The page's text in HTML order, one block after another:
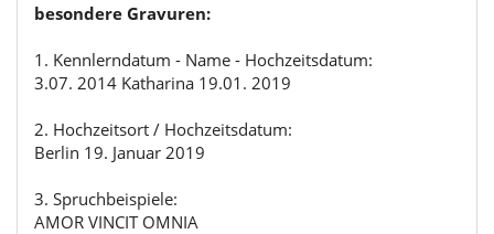
besondere Gravuren:
1. Kennlerndatum - Name - Hochzeitsdatum:
3.07. 2014 Katharina 19.01. 2019
2. Hochzeitsort / Hochzeitsdatum:
Berlin 19. Januar 2019
3. Spruchbeispiele:
AMOR VINCIT OMNIA